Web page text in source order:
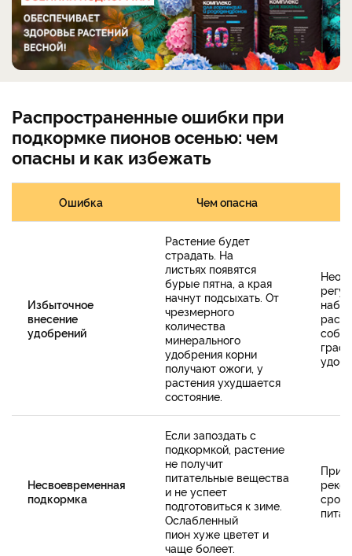
Распространенные ошибки при
подкормке пионов осенью: чем
опасны и как избежать
Ошибка Чем опасна
Избыточное
внесение
удобрений
Растение будет
страдать. На
листьях появятся
бурые пятна, а края
начнут подсыхать. От
чрезмерного
количества
минерального
удобрения корни
получают ожоги, у
растения ухудшается
состояние.
Несвоевременная
подкормка
Если запоздать с
подкормкой, растение
не получит
питательные вещества
и не успеет
подготовиться к зиме.
Ослабленный
пион хуже цветет и
чаще болеет.